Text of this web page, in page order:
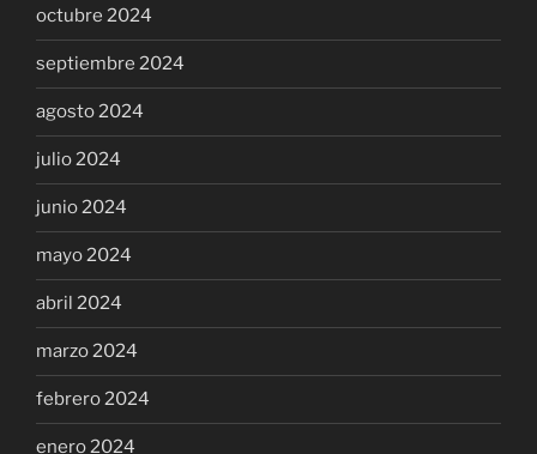
octubre 2024
septiembre 2024
agosto 2024
julio 2024
junio 2024
mayo 2024
abril 2024
marzo 2024
febrero 2024
enero 2024